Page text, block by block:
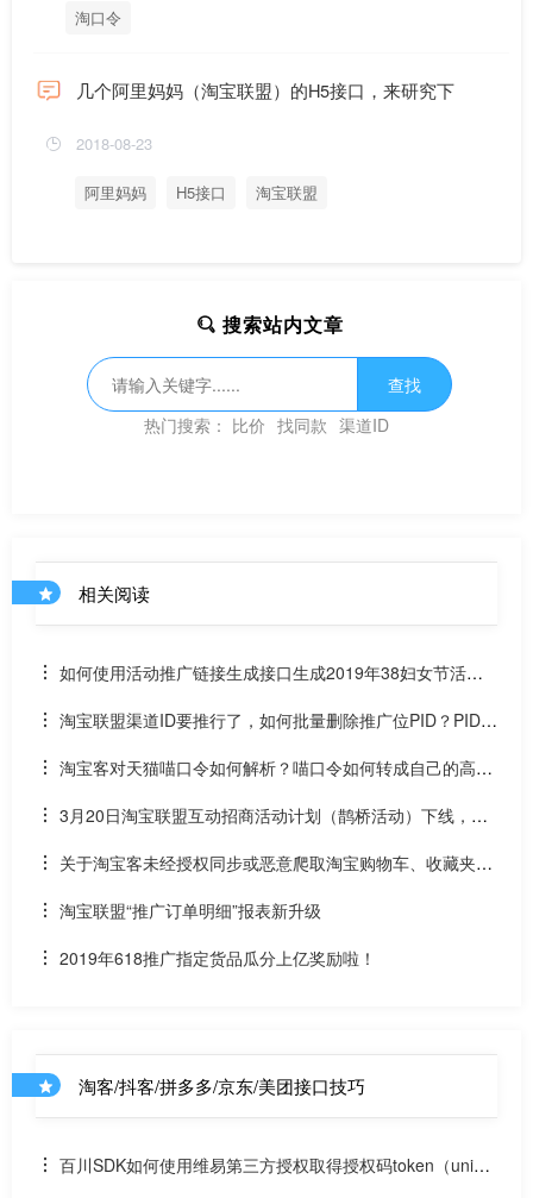
淘口令
几个阿里妈妈（淘宝联盟）的H5接口，来研究下
2018-08-23
阿里妈妈 H5接口 淘宝联盟
搜索站内文章
查找
热门搜索： 比价 找同款 渠道ID
相关阅读
如何使用活动推广链接生成接口生成2019年38妇女节活动
淘宝客推广链接？
淘宝联盟渠道ID要推行了，如何批量删除推广位PID？PID批
量删除软件教程
淘宝客对天猫喵口令如何解析？喵口令如何转成自己的高佣
淘口令和高佣推广链接？
3月20日淘宝联盟互动招商活动计划（鹊桥活动）下线，由
招商团长替代
关于淘宝客未经授权同步或恶意爬取淘宝购物车、收藏夹、
足迹、我的订单等数据进行淘宝客推广的违规行为的解读
淘宝联盟“推广订单明细”报表新升级
2019年618推广指定货品瓜分上亿奖励啦！
淘客/抖客/拼多多/京东/美团接口技巧
百川SDK如何使用维易第三方授权取得授权码token（uniap